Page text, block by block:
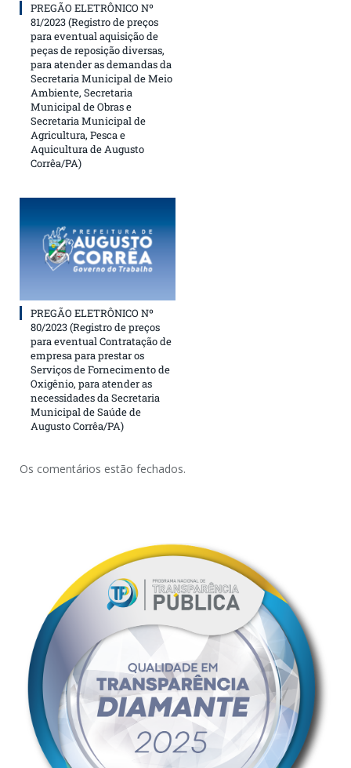
PREGÃO ELETRÔNICO Nº
81/2023 (Registro de preços
para eventual aquisição de
peças de reposição diversas,
para atender as demandas da
Secretaria Municipal de Meio
Ambiente, Secretaria
Municipal de Obras e
Secretaria Municipal de
Agricultura, Pesca e
Aquicultura de Augusto
Corrêa/PA)
PREGÃO ELETRÔNICO Nº
80/2023 (Registro de preços
para eventual Contratação de
empresa para prestar os
Serviços de Fornecimento de
Oxigênio, para atender as
necessidades da Secretaria
Municipal de Saúde de
Augusto Corrêa/PA)
Os comentários estão fechados.